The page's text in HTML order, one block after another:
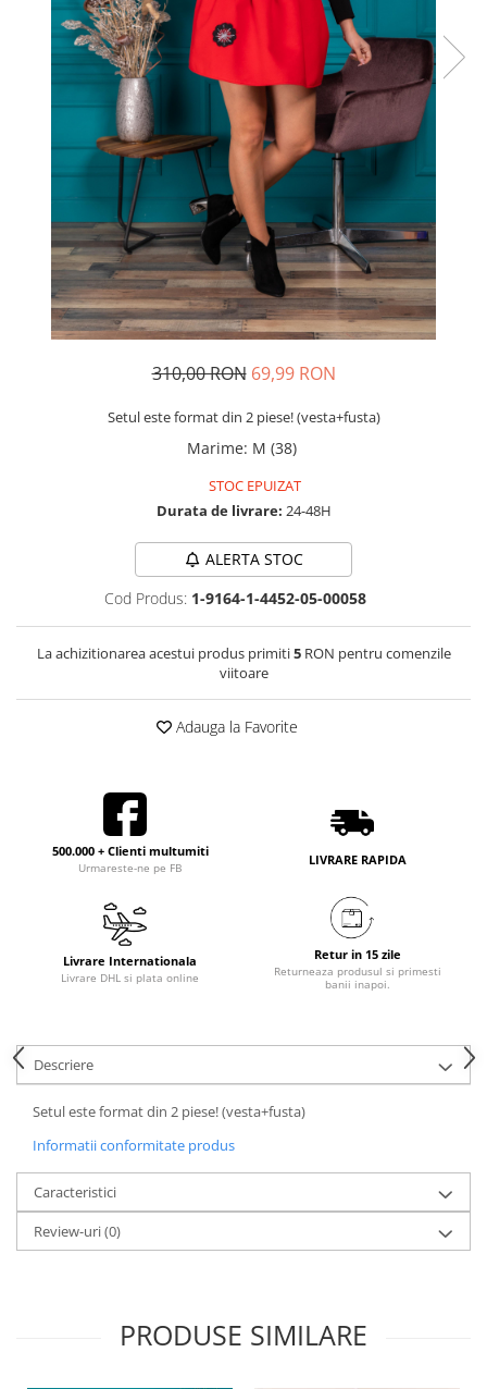
Rochii din dantela
Rochii din tafta
Rochii cu paiete
Rochii din catifea
Rochii din Barbie/Bistrech
Rochii din saten
Rochii cu imprimeu
310,00 RON 69,99 RON
Setul este format din 2 piese! (vesta+fusta)
Marime: M (38)
STOC EPUIZAT
Durata de livrare: 24-48H
ALERTA STOC
Cod Produs: 1-9164-1-4452-05-00058
La achizitionarea acestui produs primiti5RON pentru comenzile
viitoare
Adauga la Favorite
500.000 + Clienti multumiti
Urmareste-ne pe FB
LIVRARE RAPIDA
Livrare Internationala
Livrare DHL si plata online
Retur in 15 zile
Returneaza produsul si primesti
banii inapoi.
Descriere
Setul este format din 2 piese! (vesta+fusta)
Informatii conformitate produs
Caracteristici
Review-uri(0)
PRODUSE SIMILARE